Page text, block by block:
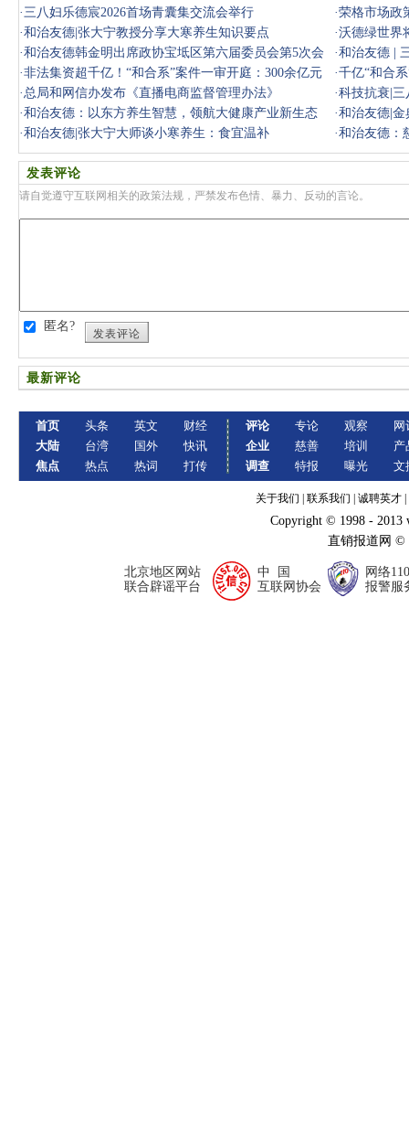
·三八妇乐德宸2026首场青囊集交流会举行 ·荣格市场政
·和治友德|张大宁教授分享大寒养生知识要点 ·沃德绿世界
布局
·和治友德韩金明出席政协宝坻区第六届委员会第5次会
议
·和治友德 |
·非法集资超千亿！“和合系”案件一审开庭：300余亿元
未兑付，
·千亿“和合
审
·总局和网信办发布《直播电商监督管理办法》 ·科技抗衰|
·和治友德：以东方养生智慧，领航大健康产业新生态 ·和治友德|
·和治友德|张大宁大师谈小寒养生：食宜温补 ·和治友德：
发表评论
请自觉遵守互联网相关的政策法规，严禁发布色情、暴力、反动的言论。
匿名?
发表评论
最新评论
首页
大陆
焦点
头条
台湾
热点
英文
国外
热词
财经
快讯
打传
评论
企业
调查
专论
慈善
特报
观察
培训
曝光
网
产
文
关于我们 联系我们 诚聘英才
Copyright © 1998 - 2013
直销报道网
北京地区网站
联合辟谣平台
中 国
互联网协会
网络110
报警服